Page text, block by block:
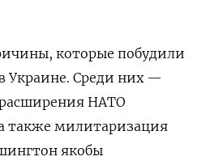
которые побудили
Украине. Среди них —
НАТО
также милитаризация
якобы